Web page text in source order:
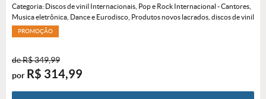
Categoria: Discos de vinil Internacionais Pop e Rock Internacional - Cantores
Musica eletrônica, Dance e Eurodisco Produtos novos lacrados discos de vinil
PROMOÇÃO
deR$ 349,99
por R$ 314,99